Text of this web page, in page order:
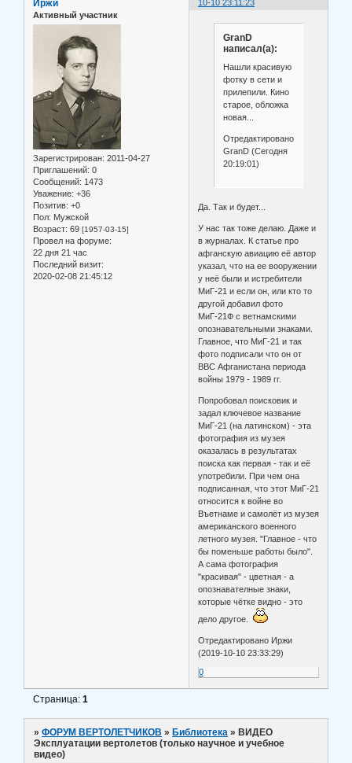
10-10 23:11:23
Иржи
Активный участник
Зарегистрирован: 2011-04-27
Приглашений: 0
Сообщений: 1473
Уважение: +36
Позитив: +0
Пол: Мужской
Возраст: 69 [1957-03-15]
Провел на форуме:
22 дня 21 час
Последний визит:
2020-02-08 21:45:12
GranD
написал(а):
Нашли красивую
фотку в сети и
прилепили. Кино
старое, обложка
новая...
Отредактировано
GranD (Сегодня
20:19:01)
Да. Так и будет...
У нас так тоже делаю. Даже и
в журналах. К статье про
афганскую авиацию её автор
указал, что на ее вооружении
у неё были и истребители
МиГ-21 и если он, или кто то
другой добавил фото
МиГ-21Ф с ветнамскими
опознавательными знаками.
Главное, что МиГ-21 и так
фото подписали что он от
ВВС Афганистана периода
войны 1979 - 1989 гг.
Попробовал поисковик и
задал ключевое название
МиГ-21 (на латинском) - эта
фотография из музея
оказалась в результатах
поиска как первая - так и её
употребили. При чем она
подписанная, что этот МиГ-21
относится к войне во
Въетнаме и самолёт из музея
американского военного
летного музея. "Главное - что
бы поменьше работы было".
А сама фотография
"красивая" - цветная - а
опознавателные знаки,
которые чётке видно - это
дело другое.
Отредактировано Иржи
(2019-10-10 23:33:29)
0
Страница:1
»ФОРУМ ВЕРТОЛЕТЧИКОВ » Библиотека » ВИДЕО
Эксплуатации вертолетов (только научное и учебное
видео)